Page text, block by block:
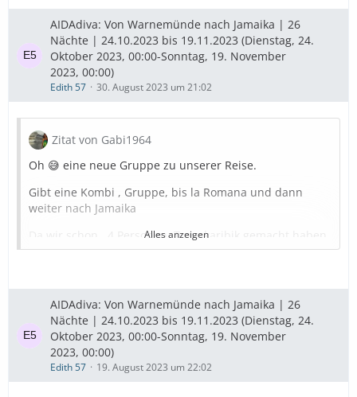
AIDAdiva: Von Warnemünde nach Jamaika | 26
Nächte | 24.10.2023 bis 19.11.2023 (Dienstag, 24.
Oktober 2023, 00:00-Sonntag, 19. November
2023, 00:00)
Edith 57 30. August 2023 um 21:02
Zitat von Gabi1964
Oh 😅 eine neue Gruppe zu unserer Reise.
Gibt eine Kombi , Gruppe, bis la Romana und dann
weiter nach Jamaika
Da wir schon , 4 Personen, Transkaribik gemacht haben,
habe ich natürlich unsere alten Guides angeschrieben
mit zukommen
Azoren 1.11.23. Josef Steininger
St. Maarten. 7.11.23. Bernhard Tours, Zauber der
Karibik ( schon 2x) ist auch super, ist exklusiver aber
auch teurer
Alles anzeigen
AIDAdiva: Von Warnemünde nach Jamaika | 26
Nächte | 24.10.2023 bis 19.11.2023 (Dienstag, 24.
Oktober 2023, 00:00-Sonntag, 19. November
2023, 00:00)
Edith 57 19. August 2023 um 22:02